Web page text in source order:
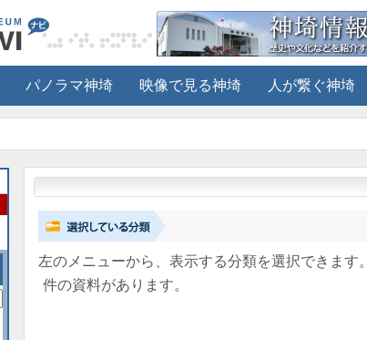
パノラマ神埼 映像で見る神埼 人が繋ぐ神埼
左のメニューから、表示する分類を選択できます。
件の資料があります。